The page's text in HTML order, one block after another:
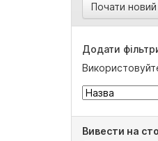
Почати
Додати
Вивести на